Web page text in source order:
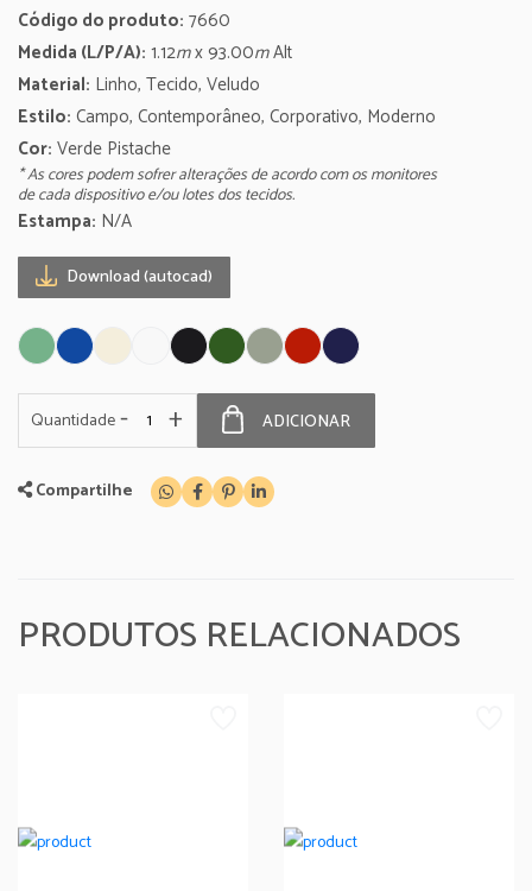
Código do produto: 7660
Medida (L/P/A): 1.12mx 93.00mAlt
Material: Linho, Tecido, Veludo
Estilo: Campo, Contemporâneo, Corporativo, Moderno
Cor: Verde Pistache
* As cores podem sofrer alterações de acordo com os monitores
de cada dispositivo e/ou lotes dos tecidos.
Estampa: N/A
Download (autocad)
Quantidade- + ADICIONAR
Compartilhe
PRODUTOS RELACIONADOS